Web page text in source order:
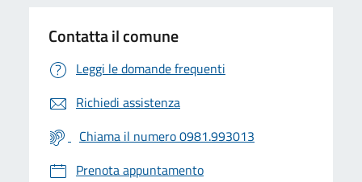
Contatta il comune
Leggi le domande frequenti
Richiedi assistenza
Chiama il numero 0981.993013
Prenota appuntamento